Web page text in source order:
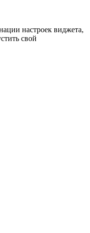
настроек виджета,
свой